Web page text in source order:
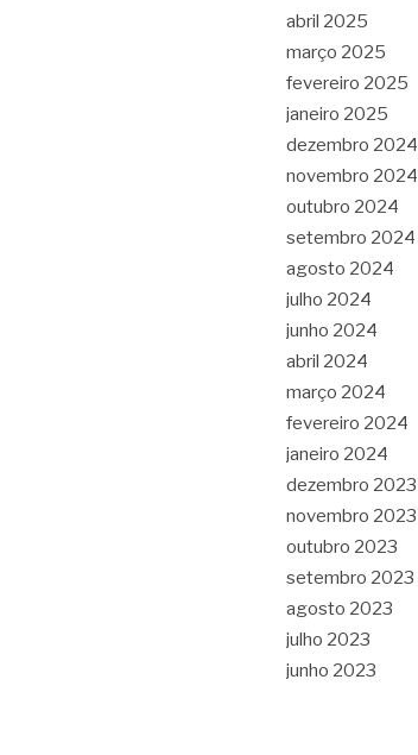
abril 2025
março 2025
fevereiro 2025
janeiro 2025
dezembro 2024
novembro 2024
outubro 2024
setembro 2024
agosto 2024
julho 2024
junho 2024
abril 2024
março 2024
fevereiro 2024
janeiro 2024
dezembro 2023
novembro 2023
outubro 2023
setembro 2023
agosto 2023
julho 2023
junho 2023